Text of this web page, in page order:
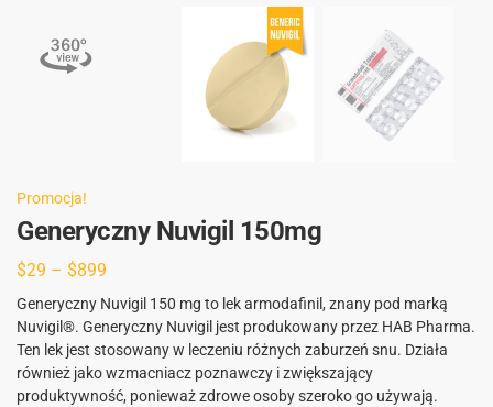
Promocja!
Generyczny Nuvigil 150mg
$29 – $899
Generyczny Nuvigil 150 mg to lek armodafinil, znany pod marką
Nuvigil®. Generyczny Nuvigil jest produkowany przez HAB Pharma.
Ten lek jest stosowany w leczeniu różnych zaburzeń snu. Działa
również jako wzmacniacz poznawczy i zwiększający
produktywność, ponieważ zdrowe osoby szeroko go używają.